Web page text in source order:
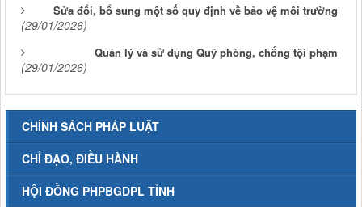
Sửa đổi, bổ sung một số quy định về bảo vệ môi trường
(29/01/2026)
Quản lý và sử dụng Quỹ phòng, chống tội phạm
(29/01/2026)
CHÍNH SÁCH PHÁP LUẬT
CHỈ ĐẠO, ĐIỀU HÀNH
HỘI ĐỒNG PHPBGDPL TỈNH